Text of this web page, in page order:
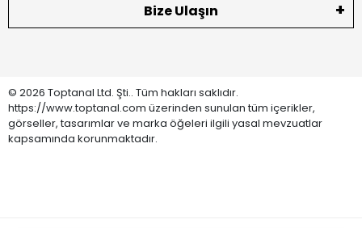
Bize Ulaşın
© 2026 Toptanal Ltd. Şti.. Tüm hakları saklıdır.
https://www.toptanal.com üzerinden sunulan tüm içerikler,
görseller, tasarımlar ve marka öğeleri ilgili yasal mevzuatlar
kapsamında korunmaktadır.